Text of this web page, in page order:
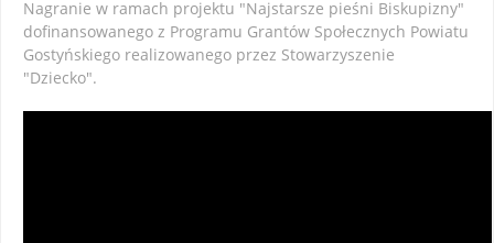
Nagranie w ramach projektu "Najstarsze pieśni Biskupizny"
dofinansowanego z Programu Grantów Społecznych Powiatu
Gostyńskiego realizowanego przez Stowarzyszenie
"Dziecko".